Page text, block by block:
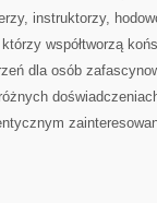
instruktorzy,
współtworzą
dla osób